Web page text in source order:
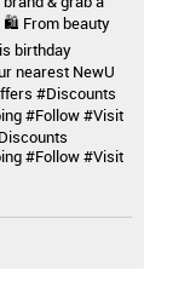
🛍️ From beauty
birthday
nearest NewU
#Discounts
#Follow #Visit
#Follow#Visit